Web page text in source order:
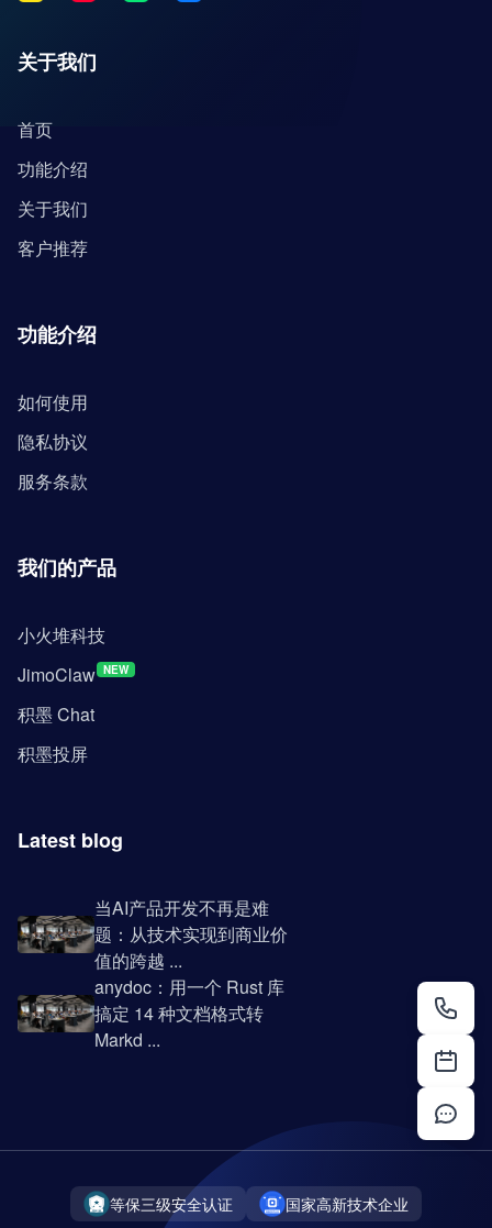
关于我们
首页
功能介绍
关于我们
客户推荐
功能介绍
如何使用
隐私协议
服务条款
我们的产品
小火堆科技
JimoClaw NEW
积墨 Chat
积墨投屏
Latest blog
当AI产品开发不再是难
题：从技术实现到商业价
值的跨越 ...
anydoc：用一个 Rust 库
搞定 14 种文档格式转
Markd ...
等保三级安全认证 国家高新技术企业